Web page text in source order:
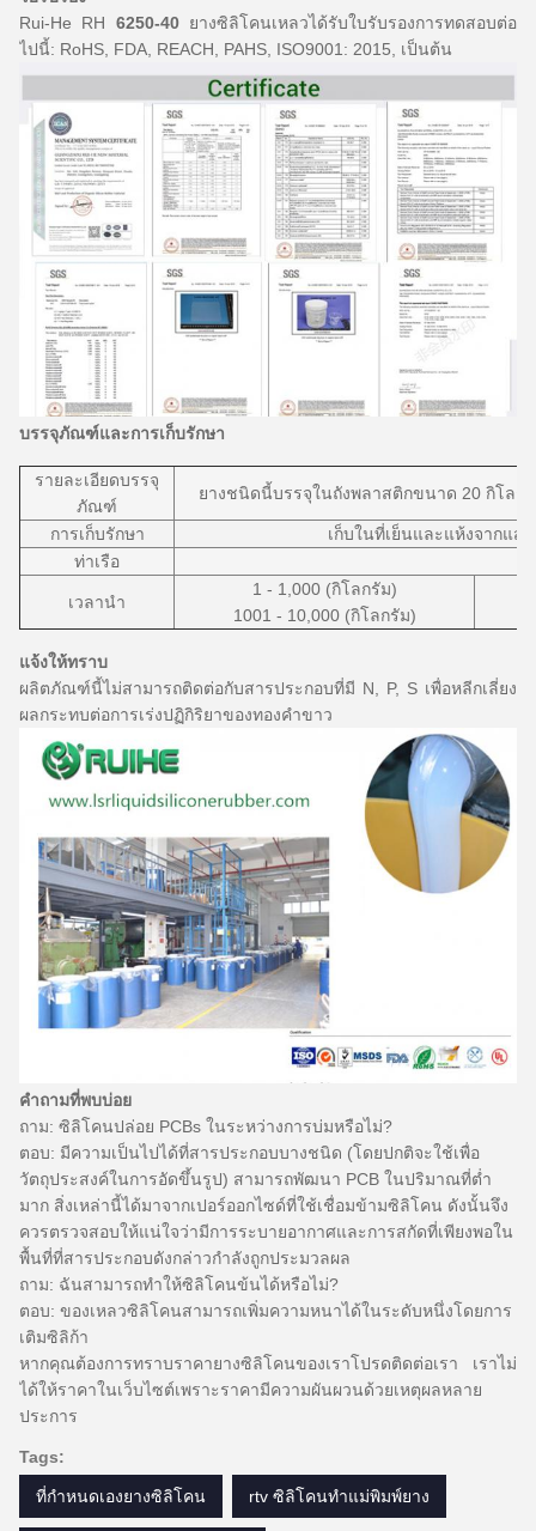
Rui-He RH 6250-40ยางซิลิโคนเหลวได้รับใบรับรองการทดสอบต่อ
ไปนี้: RoHS, FDA, REACH, PAHS, ISO9001: 2015, เป็นต้น
บรรจุภัณฑ์และการเก็บรักษา
รายละเอียดบรรจุ
ภัณฑ์
ยางชนิดนี้บรรจุในถังพลาสติกขนาด 20 กิโลก
การเก็บรักษา
เก็บในที่เย็นและแห้งจากแส
ท่าเรือ
เวลานำ
1 - 1,000 (กิโลกรัม)
1001 - 10,000 (กิโลกรัม)
แจ้งให้ทราบ
ผลิตภัณฑ์นี้ไม่สามารถติดต่อกับสารประกอบที่มี N, P, S เพื่อหลีกเลี่ยง
ผลกระทบต่อการเร่งปฏิกิริยาของทองคำขาว
คำถามที่พบบ่อย
ถาม: ซิลิโคนปล่อย PCBs ในระหว่างการบ่มหรือไม่?
ตอบ: มีความเป็นไปได้ที่สารประกอบบางชนิด (โดยปกติจะใช้เพื่อ
วัตถุประสงค์ในการอัดขึ้นรูป) สามารถพัฒนา PCB ในปริมาณที่ต่ำ
มาก สิ่งเหล่านี้ได้มาจากเปอร์ออกไซด์ที่ใช้เชื่อมข้ามซิลิโคน ดังนั้นจึง
ควรตรวจสอบให้แน่ใจว่ามีการระบายอากาศและการสกัดที่เพียงพอใน
พื้นที่ที่สารประกอบดังกล่าวกำลังถูกประมวลผล
ถาม: ฉันสามารถทำให้ซิลิโคนข้นได้หรือไม่?
ตอบ: ของเหลวซิลิโคนสามารถเพิ่มความหนาได้ในระดับหนึ่งโดยการ
เติมซิลิก้า
หากคุณต้องการทราบราคายางซิลิโคนของเราโปรดติดต่อเรา
เราไม่
ได้ให้ราคาในเว็บไซต์เพราะราคามีความผันผวนด้วยเหตุผลหลาย
ประการ
Tags:
ที่กำหนดเองยางซิลิโคน rtv ซิลิโคนทำแม่พิมพ์ยาง